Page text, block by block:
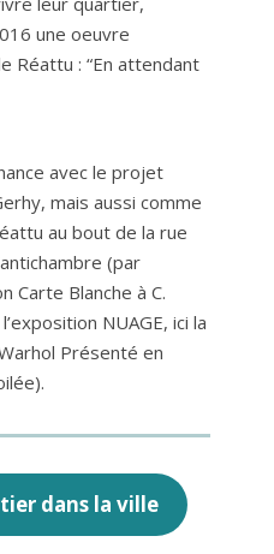
une oeuvre
Réattu : “En attendant
avec le projet
mais aussi comme
au bout de la rue
(par
Carte Blanche à C.
NUAGE, ici la
Présenté en
dans la ville